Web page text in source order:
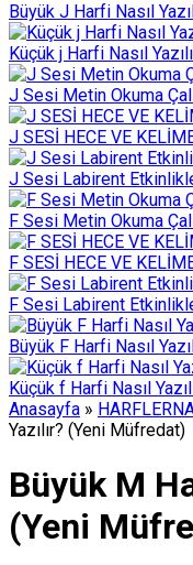
Büyük J Harfi Nasıl
Küçük j Harfi Nasıl
J Sesi Metin Okuma
J SESİ HECE VE
J Sesi Labirent
F Sesi Metin Okuma
F SESİ HECE VE
F Sesi Labirent
Büyük F Harfi Nasıl
Küçük f Harfi Nasıl
Anasayfa »
Yazılır? (Yeni Müfredat)
Büyük M
(Yeni